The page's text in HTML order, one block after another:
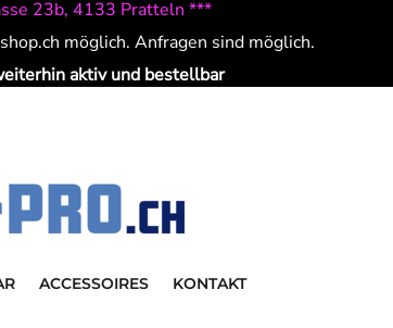
23b, 4133 Pratteln ***
möglich. Anfragen sind möglich.
aktiv und bestellbar
ACCESSOIRES KONTAKT